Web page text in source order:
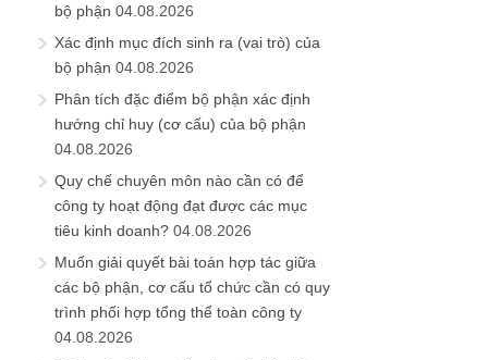
bộ phận 04.08.2026
Xác định mục đích sinh ra (vai trò) của
bộ phận 04.08.2026
Phân tích đặc điểm bộ phận xác định
hướng chỉ huy (cơ cấu) của bộ phận
04.08.2026
Quy chế chuyên môn nào cần có để
công ty hoạt động đạt được các mục
tiêu kinh doanh? 04.08.2026
Muốn giải quyết bài toán hợp tác giữa
các bộ phận, cơ cấu tổ chức cần có quy
trình phối hợp tổng thể toàn công ty
04.08.2026